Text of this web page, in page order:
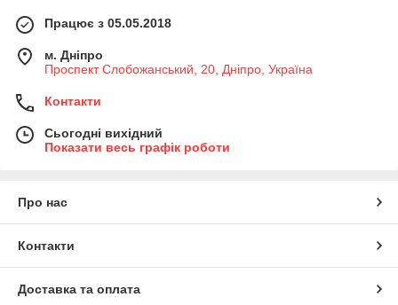
Працює з 05.05.2018
м. Дніпро
Проспект Слобожанський, 20, Дніпро, Україна
Контакти
Сьогодні вихідний
Показати весь графік роботи
Про нас
Контакти
Доставка та оплата